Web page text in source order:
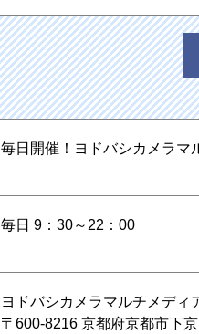
毎日開催！ヨドバシカメラマ
毎日 9：30～22：00
ヨドバシカメラマルチメディ
〒600-8216 京都府京都市下